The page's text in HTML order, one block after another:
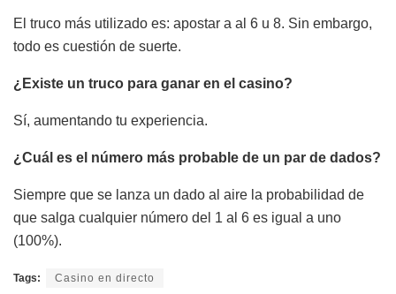
El truco más utilizado es: apostar a al 6 u 8. Sin embargo,
todo es cuestión de suerte.
¿Existe un truco para ganar en el casino?
Sí, aumentando tu experiencia.
¿Cuál es el número más probable de un par de dados?
Siempre que se lanza un dado al aire la probabilidad de
que salga cualquier número del 1 al 6 es igual a uno
(100%).
Tags: Casino en directo